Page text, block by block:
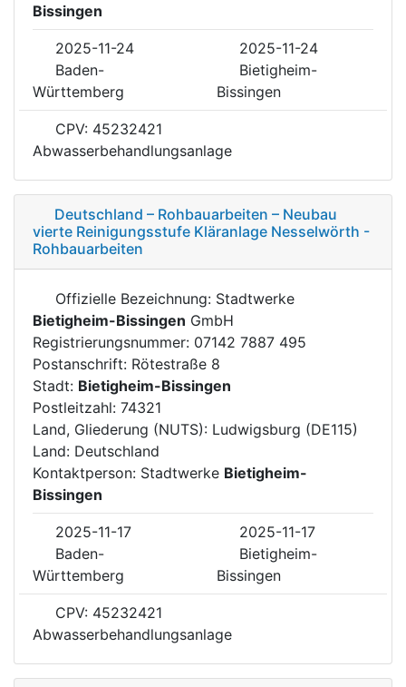
Bissingen
2025-11-24
2025-11-24
Baden-
Württemberg
Bietigheim-
Bissingen
CPV: 45232421
Abwasserbehandlungsanlage
Deutschland – Rohbauarbeiten – Neubau
vierte Reinigungsstufe Kläranlage Nesselwörth -
Rohbauarbeiten
Offizielle Bezeichnung: Stadtwerke
Bietigheim-Bissingen GmbH
Registrierungsnummer: 07142 7887 495
Postanschrift: Rötestraße 8
Stadt: Bietigheim-Bissingen
Postleitzahl: 74321
Land, Gliederung (NUTS): Ludwigsburg (DE115)
Land: Deutschland
Kontaktperson: Stadtwerke Bietigheim-
Bissingen
2025-11-17
2025-11-17
Baden-
Württemberg
Bietigheim-
Bissingen
CPV: 45232421
Abwasserbehandlungsanlage